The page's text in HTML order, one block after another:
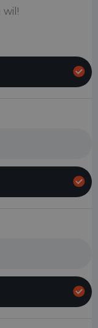
wil!